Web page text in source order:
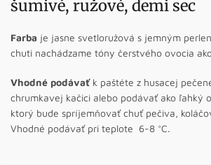
šumivé, ružové, demi sec
Farba je jasne svetloružová s jemným
chuti nachádzame tóny čerstvého ovocia
Vhodné podávaťk paštéte z husacej
chrumkavej kačici alebo podávať ako ľahký
ktorý bude spríjemňovať chuť pečiva,
Vhodné podávať pri teplote 6-8 °C.